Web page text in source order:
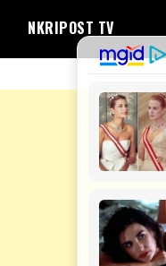
NKRIPOST TV